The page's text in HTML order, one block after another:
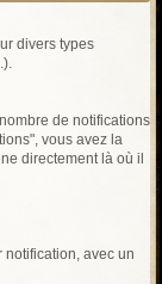
divers types
de notifications
vous avez la
directement là où il
avec un